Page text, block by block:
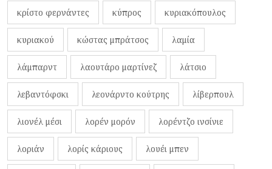
κρίστο φερνάντες κύπρος κυριακόπουλος
κυριακού κώστας μπράτσος λαμία
λάμπαρντ λαουτάρο μαρτίνεζ λάτσιο
λεβαντόφσκι λεονάρντο κούτρης λίβερπουλ
λιονέλ μέσι λορέν μορόν λορέντζο ινσίνιε
λοριάν λορίς κάριους λουέι μπεν